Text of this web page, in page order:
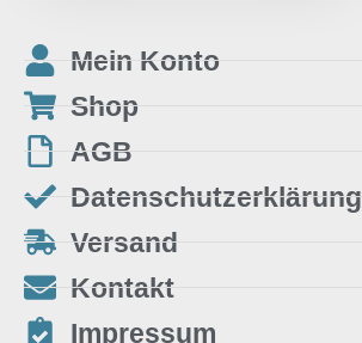
Mein Konto
Shop
AGB
Datenschutzerklärung
Versand
Kontakt
Impressum